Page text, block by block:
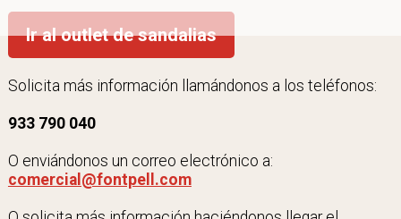
Ir al outlet de sandalias
Solicita más información llamándonos a los teléfonos:
933 790 040
O enviándonos un correo electrónico a:
comercial@fontpell.com